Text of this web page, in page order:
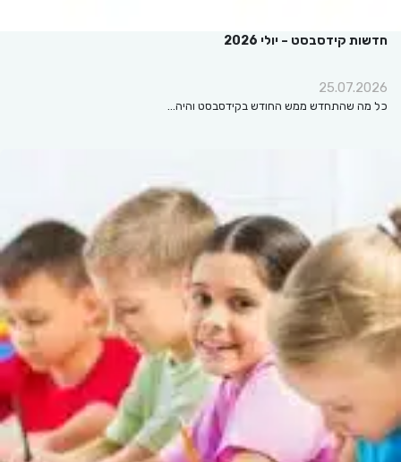
חדשות קידסבסט – יולי 2026
25.07.2026
כל מה שהתחדש ממש החודש בקידסבסט והיה…